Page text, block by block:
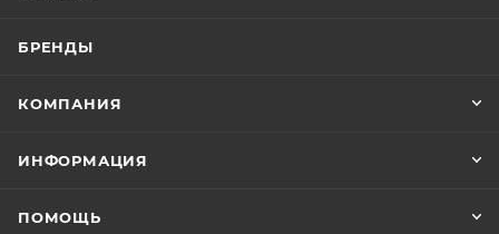
БРЕНДЫ
КОМПАНИЯ
ИНФОРМАЦИЯ
ПОМОЩЬ